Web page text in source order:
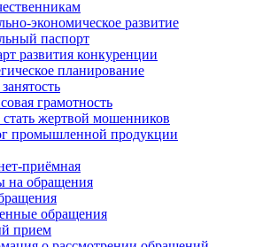
экономическое развитие
паспорт
развития конкуренции
планирование
грамотность
жертвой мошенников
промышленной продукции
приёмная
на обращения
обращения
прием